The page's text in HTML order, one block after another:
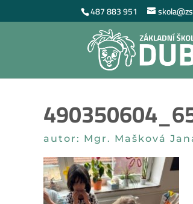
487 883 951
autor: Mgr. Mašková